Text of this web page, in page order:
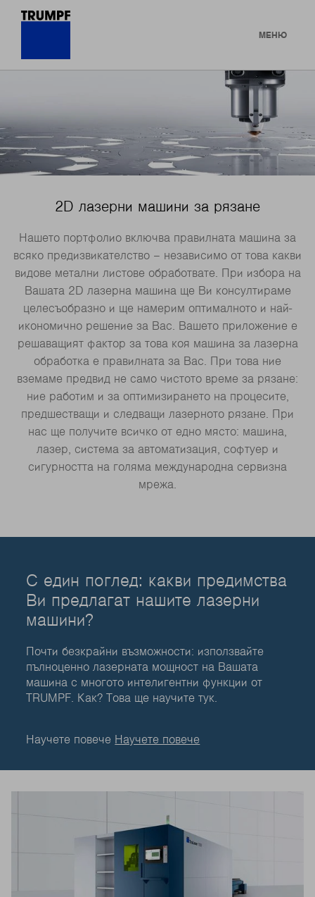
МЕНЮ
2D лазерни машини за рязане
Нашето портфолио включва правилната машина за
всяко предизвикателство – независимо от това какви
видове метални листове обработвате. При избора на
Вашата 2D лазерна машина ще Ви консултираме
целесъобразно и ще намерим оптималното и най-
икономично решение за Вас. Вашето приложение е
решаващият фактор за това коя машина за лазерна
обработка е правилната за Вас. При това ние
вземаме предвид не само чистото време за рязане:
ние работим и за оптимизирането на процесите,
предшестващи и следващи лазерното рязане. При
нас ще получите всичко от едно място: машина,
лазер, система за автоматизация, софтуер и
сигурността на голяма международна сервизна
мрежа.
С един поглед: какви предимства
Ви предлагат нашите лазерни
машини?
Почти безкрайни възможности: използвайте
пълноценно лазерната мощност на Вашата
машина с многото интелигентни функции от
TRUMPF. Как? Това ще научите тук.
Научете повече Научете повече